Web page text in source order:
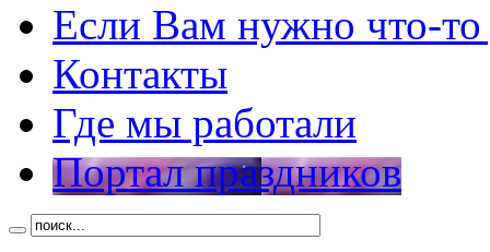
Если Вам нужно что-то
Контакты
Где мы работали
Портал праздников